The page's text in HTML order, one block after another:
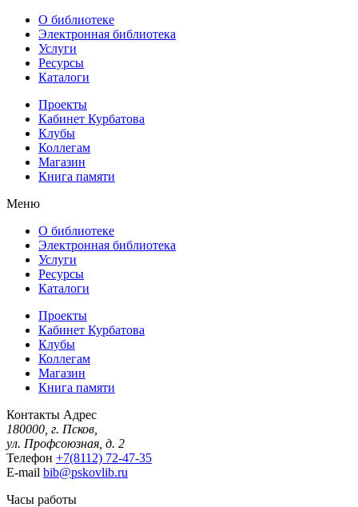
О библиотеке
Электронная библиотека
Услуги
Ресурсы
Каталоги
Проекты
Кабинет Курбатова
Клубы
Коллегам
Магазин
Книга памяти
Меню
О библиотеке
Электронная библиотека
Услуги
Ресурсы
Каталоги
Проекты
Кабинет Курбатова
Клубы
Коллегам
Магазин
Книга памяти
Контакты Адрес
180000, г. Псков,
ул. Профсоюзная, д. 2
Телефон +7(8112) 72-47-35
E-mail bib@pskovlib.ru
Часы работы